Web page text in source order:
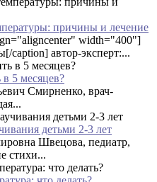
причины и лечение
width="400"]
caption] автор-эксперт:...
5 месяцев?
Смирненко, врач-
детьми 2-3 лет
Швецова, педиатр,
стихи...